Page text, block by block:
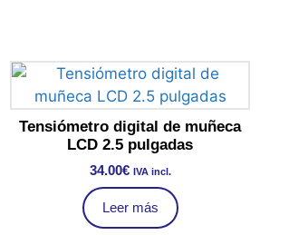
Tensiómetro digital de muñeca
LCD 2.5 pulgadas
34.00€ IVA incl.
Leer más